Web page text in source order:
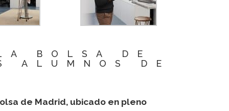
BOLSA DE
ALUMNOS DE
de Madrid, ubicado en pleno